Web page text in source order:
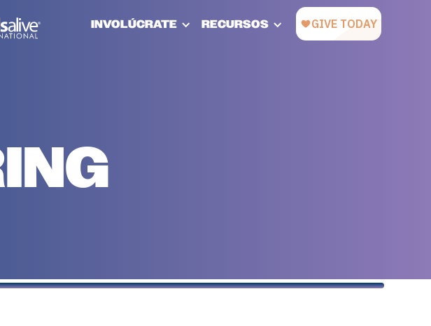
INVOLÚCRATE RECURSOS